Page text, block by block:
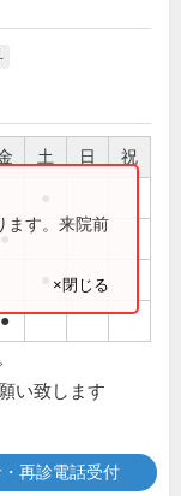
土 日 祝
●
●
ます。来院前
×閉じる
い致します
再診電話受付